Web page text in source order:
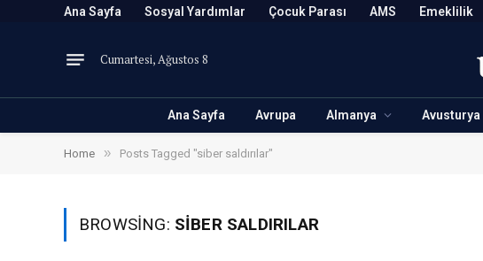
Ana Sayfa Sosyal Yardımlar Çocuk Parası AMS Emeklilik
Cumartesi, Ağustos 8
Ana Sayfa Avrupa Almanya Avusturya
Home » Posts Tagged "siber saldırılar"
BROWSING: SIBER SALDIRILAR